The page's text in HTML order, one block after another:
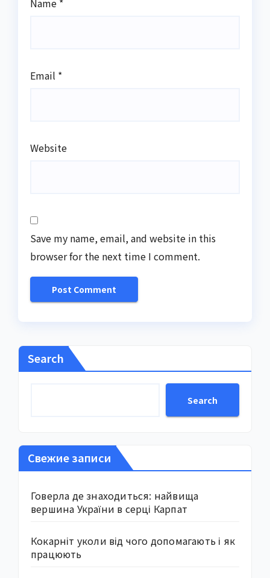
Email *
Website
Save my name, email, and website in this
browser for the next time I comment.
Search
Search
Свежие записи
Говерла де знаходиться: найвища
вершина України в серці Карпат
Кокарніт уколи від чого допомагають і як
працюють